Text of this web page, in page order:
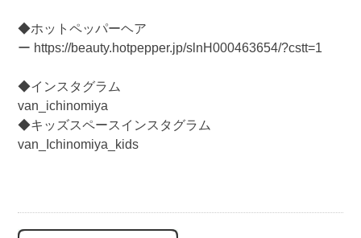
◆ホットペッパーヘア
ー https://beauty.hotpepper.jp/slnH000463654/?cstt=1
◆インスタグラム
van_ichinomiya
◆キッズスペースインスタグラム
van_Ichinomiya_kids